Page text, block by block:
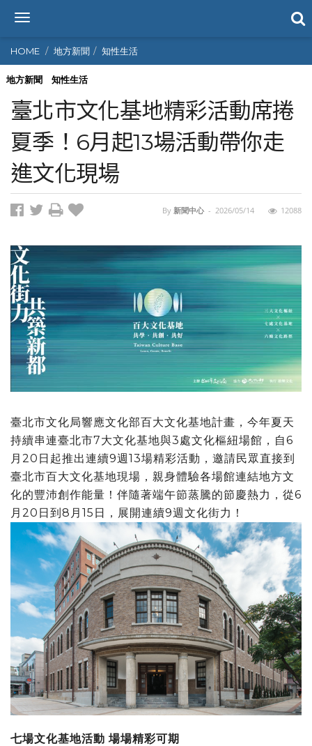
T
g
g
l
n
a
v
i
g
a
t
HOME 地方新聞 知性生活
地方新聞 知性生活
臺北市文化基地精彩活動席捲
夏季！6月起13場活動帶你走
進文化現場
By 新聞中心 - 2026/05/14 12088
臺北市文化局響應文化部百大文化基地計畫，今年夏天
持續串連臺北市7大文化基地與3處文化樞紐場館，自6
月20日起推出連續9週13場精彩活動，邀請民眾直接到
臺北市百大文化基地現場，親身體驗各場館連結地方文
化的豐沛創作能量！伴隨著端午節蒸騰的節慶熱力，從6
月20日到8月15日，展開連續9週文化街力！
七場文化基地活動 場場精彩可期